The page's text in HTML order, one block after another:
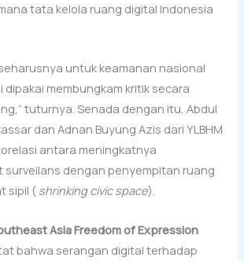
tata kelola ruang digital Indonesia
untuk keamanan nasional
membungkam kritik secara
tuturnya. Senada dengan itu, Abdul
dan Adnan Buyung Azis dari YLBHM
antara meningkatnya
dengan penyempitan ruang
sipil (shrinking civic space).
Asia Freedom of Expression
bahwa serangan digital terhadap